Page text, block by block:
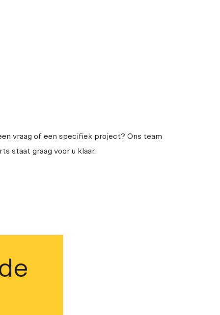
vraag of een specifiek project? Ons team
staat graag voor u klaar.